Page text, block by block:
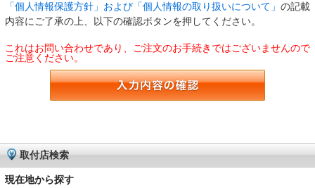
「個人情報保護方針」および「個人情報の取り扱いについて」 の記載
内容にご了承の上、以下の確認ボタンを押してください。
これはお問い合わせであり、ご注文のお手続きではございませんので
ご注意ください。
取付店検索
現在地から探す